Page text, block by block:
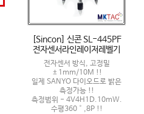
[Sincon] 신콘 SL-445PF
전자센서라인레이저레벨기
전자센서 방식, 고정밀
±1mm/10M !!
일제 SANYO 다이오드로 밝은
측정가능 !!
측정범위 - 4V4H1D.10mW.
수평360˚,8P !!